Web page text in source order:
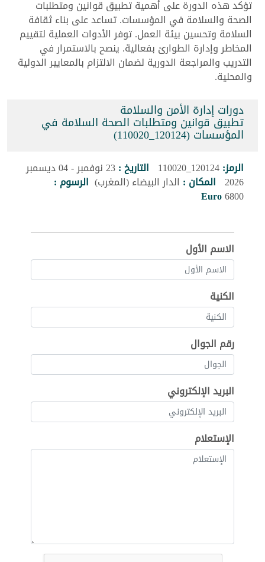
تؤكد هذه الدورة على أهمية تطبيق قوانين ومتطلبات
الصحة والسلامة في المؤسسات. تساعد على بناء ثقافة
السلامة وتحسين بيئة العمل. توفر الأدوات العملية لتقييم
المخاطر وإدارة الطوارئ بفعالية. ينصح بالاستمرار في
التدريب والمراجعة الدورية لضمان الالتزام بالمعايير الدولية
والمحلية.
دورات إدارة الأمن والسلامة
تطبيق قوانين ومتطلبات الصحة السلامة في
المؤسسات (120124_110020)
الرمز:120124_110020 التاريخ : 23 نوفمبر - 04 ديسمبر
2026 المكان : الدار البيضاء (المغرب) الرسوم :
6800
Euro
الاسم الأول
الكنية
رقم الجوال
البريد الإلكتروني
الإستعلام